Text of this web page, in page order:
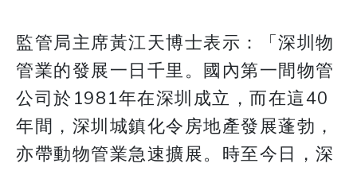
監管局主席黃江天博士表示：「深圳物
管業的發展一日千里。國內第一間物管
公司於1981年在深圳成立，而在這40
年間，深圳城鎮化令房地產發展蓬勃，
亦帶動物管業急速擴展。時至今日，深